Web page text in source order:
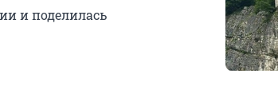
и поделилась